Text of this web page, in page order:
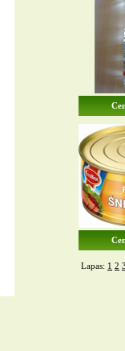
Lapas: 1 2